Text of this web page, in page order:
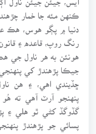
ڪنهن مئه جا خمار
دنيا ۾ پڳو هوس، هڪ
رنگ روپ، قاعده ۽
هونئن به هر ناول جي
جيڪا پڙهندڙ کي
ڇڏيندي اهي، ۽ هن
پنهنجو آرٽ آهي ته
گڏوگڏ کڻي ٿو هلي ۽
پسائي جو پڙهندڙ